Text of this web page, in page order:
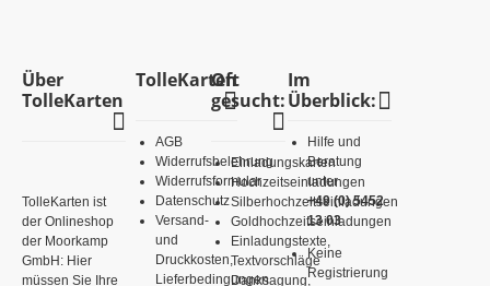
Über
TolleKarten
TolleKarten ist
der Onlineshop
der Moorkamp
GmbH: Hier
müssen Sie Ihre
TolleKarten
AGB
Widerrufsbelehrung
Widerrufsformular
Datenschutz
Versand-
und
Druckkosten,
Lieferbedingungen
Oft
gesucht:
Einladungskarten
Hochzeitseinladungen
Silberhochzeitseinladungen
Goldhochzeitseinladungen
Einladungstexte,
Textvorschläge
Danksagung,
Im
Überblick:
Hilfe und
Beratung
unter
+49 (0) 5452
13 03
Keine
Registrierung